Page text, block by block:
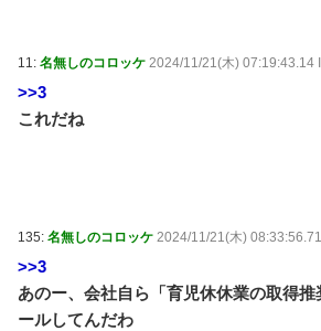
11: 名無しのコロッケ 2024/11/21(木) 07:19:43.14
>>3
これだね
135: 名無しのコロッケ 2024/11/21(木)
>>3
あのー、会社自ら「育児休休業の取得
ールしてんだわ